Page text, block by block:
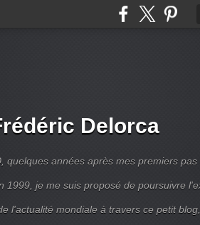
Delorca
quelques années après mes premiers
1999, je me suis proposé de poursuivre
l'actualité mondiale à travers ce petit